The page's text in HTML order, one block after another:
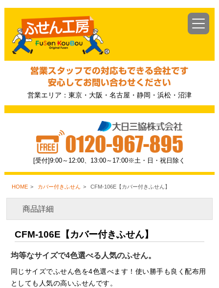
営業スタッフでの対応もできる会社です
安心してお問い合わせください
営業エリア：東京・大阪・名古屋・静岡・浜松・沼津
[受付]9:00～12:00、13:00～17:00※土・日・祝日除く
HOME カバー付きふせん CFM-106E【カバー付きふせん】
商品詳細
CFM-106E【カバー付きふせん】
均等なサイズで4色選べる人気のふせん。
同じサイズでふせん色を4色選べます！使い勝手も良く配布用
としても人気の高いふせんです。